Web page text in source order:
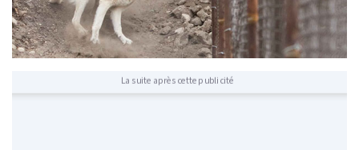
La suite après cette publicité